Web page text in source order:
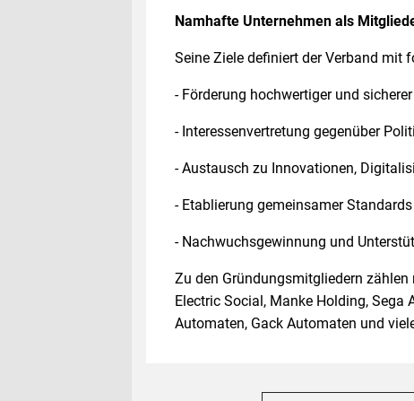
Namhafte Unternehmen als
Seine Ziele definiert der Verband mit
- Förderung hochwertiger und
- Interessenvertretung gegenüber
- Austausch zu Innovationen,
- Etablierung gemeinsamer
- Nachwuchsgewinnung und
Zu den Gründungsmitgliedern
Electric Social, Manke Holding, Sega
Automaten, Gack Automaten und